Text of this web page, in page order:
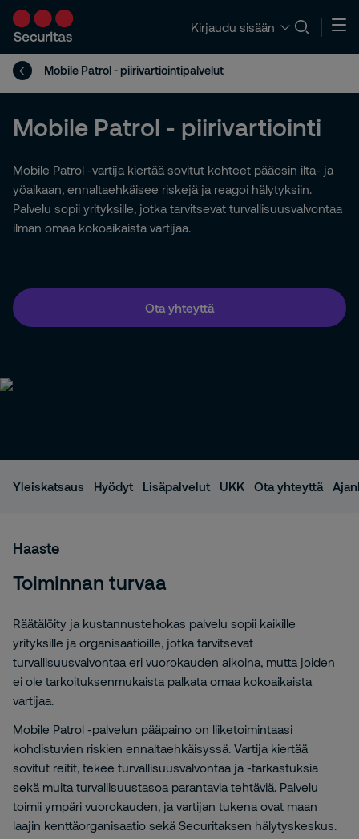
Kirjaudu sisään
Mobile Patrol - piirivartiointipalvelut
Mobile Patrol - piirivartiointi
Mobile Patrol -vartija kiertää sovitut kohteet pääosin ilta- ja
yöaikaan, ennaltaehkäisee riskejä ja reagoi hälytyksiin.
Palvelu sopii yrityksille, jotka tarvitsevat turvallisuusvalvontaa
ilman omaa kokoaikaista vartijaa.
Ota yhteyttä
Yleiskatsaus Hyödyt Lisäpalvelut UKK Ota yhteyttä
Haaste
Toiminnan turvaa
Räätälöity ja kustannustehokas palvelu sopii kaikille
yrityksille ja organisaatioille, jotka tarvitsevat
turvallisuusvalvontaa eri vuorokauden aikoina, mutta joiden
ei ole tarkoituksenmukaista palkata omaa kokoaikaista
vartijaa.
Mobile Patrol -palvelun pääpaino on liiketoimintaasi
kohdistuvien riskien ennaltaehkäisyssä. Vartija kiertää
sovitut reitit, tekee turvallisuusvalvontaa ja -tarkastuksia
sekä muita turvallisuustasoa parantavia tehtäviä. Palvelu
toimii ympäri vuorokauden, ja vartijan tukena ovat maan
laajin kenttäorganisaatio sekä Securitaksen hälytyskeskus.